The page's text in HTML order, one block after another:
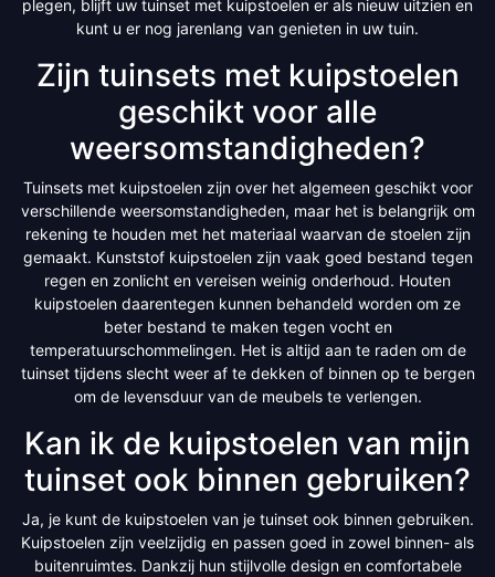
plegen, blijft uw tuinset met kuipstoelen er als nieuw uitzien en
kunt u er nog jarenlang van genieten in uw tuin.
Zijn tuinsets met kuipstoelen
geschikt voor alle
weersomstandigheden?
Tuinsets met kuipstoelen zijn over het algemeen geschikt voor
verschillende weersomstandigheden, maar het is belangrijk om
rekening te houden met het materiaal waarvan de stoelen zijn
gemaakt. Kunststof kuipstoelen zijn vaak goed bestand tegen
regen en zonlicht en vereisen weinig onderhoud. Houten
kuipstoelen daarentegen kunnen behandeld worden om ze
beter bestand te maken tegen vocht en
temperatuurschommelingen. Het is altijd aan te raden om de
tuinset tijdens slecht weer af te dekken of binnen op te bergen
om de levensduur van de meubels te verlengen.
Kan ik de kuipstoelen van mijn
tuinset ook binnen gebruiken?
Ja, je kunt de kuipstoelen van je tuinset ook binnen gebruiken.
Kuipstoelen zijn veelzijdig en passen goed in zowel binnen- als
buitenruimtes. Dankzij hun stijlvolle design en comfortabele